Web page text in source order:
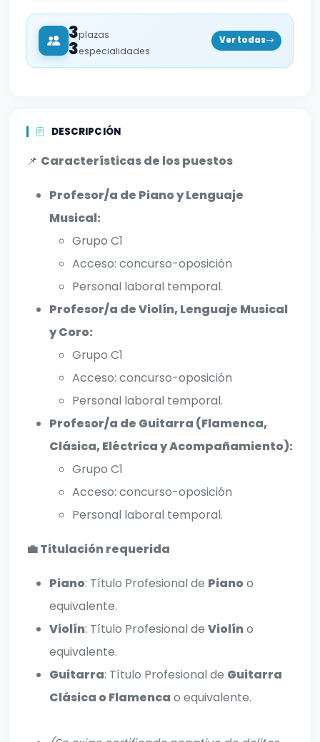
3plazas
3especialidades
Ver todas
DESCRIPCIÓN
📌 Características de los puestos
Profesor/a de Piano y Lenguaje
Musical:
Grupo C1
Acceso: concurso-oposición
Personal laboral temporal.
Profesor/a de Violín, Lenguaje Musical
y Coro:
Grupo C1
Acceso: concurso-oposición
Personal laboral temporal.
Profesor/a de Guitarra (Flamenca,
Clásica, Eléctrica y Acompañamiento):
Grupo C1
Acceso: concurso-oposición
Personal laboral temporal.
💼 Titulación requerida
Piano: Título Profesional de Piano o
equivalente.
Violín: Título Profesional de Violíno
equivalente.
Guitarra: Título Profesional de Guitarra
Clásica o Flamenca o equivalente.